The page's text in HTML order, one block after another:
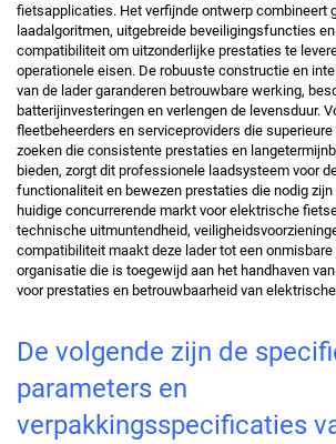
fietsapplicaties. Het verfijnde ontwerp combineert
laadalgoritmen, uitgebreide beveiligingsfuncties
compatibiliteit om uitzonderlijke prestaties te
operationele eisen. De robuuste constructie en
van de lader garanderen betrouwbare werking,
batterijinvesteringen en verlengen de levensduur.
fleetbeheerders en serviceproviders die
zoeken die consistente prestaties en
bieden, zorgt dit professionele laadsysteem voor
functionaliteit en bewezen prestaties die nodig zijn
huidige concurrerende markt voor elektrische
technische uitmuntendheid,
compatibiliteit maakt deze lader tot een
organisatie die is toegewijd aan het handhaven
voor prestaties en betrouwbaarheid van
De volgende zijn de
parameters en
verpakkingsspecificaties